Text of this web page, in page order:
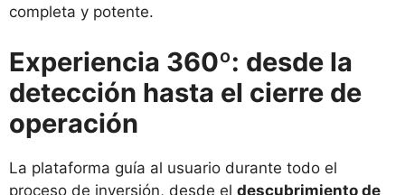
completa y potente.
Experiencia 360º: desde la
detección hasta el cierre de
operación
La plataforma guía al usuario durante todo el
proceso de inversión, desde el descubrimiento de